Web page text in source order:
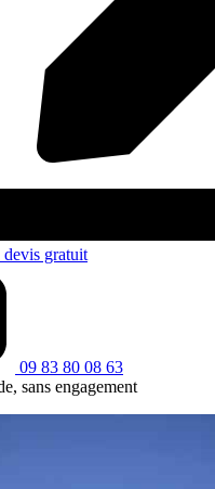
gratuit
09 83 80 08 63
sans engagement